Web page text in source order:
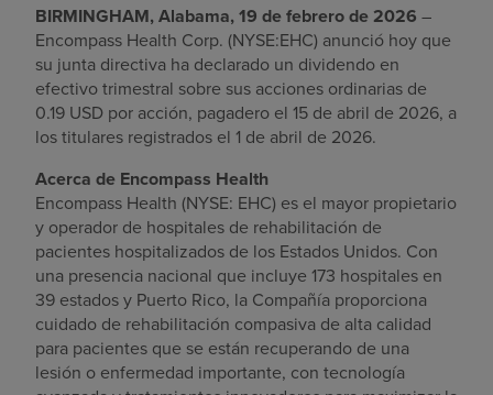
Buscar un centro
Inversores
Pagar mi factura
BIRMINGHAM, Alabama, 19 de febrero de 2026 –
Encompass Health Corp. (NYSE:EHC) anunció hoy que
su junta directiva ha declarado un dividendo en
efectivo trimestral sobre sus acciones ordinarias de
0.19 USD por acción, pagadero el 15 de abril de 2026, a
los titulares registrados el 1 de abril de 2026.
Acerca de Encompass Health
Encompass Health (NYSE: EHC) es el mayor propietario
y operador de hospitales de rehabilitación de
pacientes hospitalizados de los Estados Unidos. Con
una presencia nacional que incluye 173 hospitales en
39 estados y Puerto Rico, la Compañía proporciona
cuidado de rehabilitación compasiva de alta calidad
para pacientes que se están recuperando de una
lesión o enfermedad importante, con tecnología